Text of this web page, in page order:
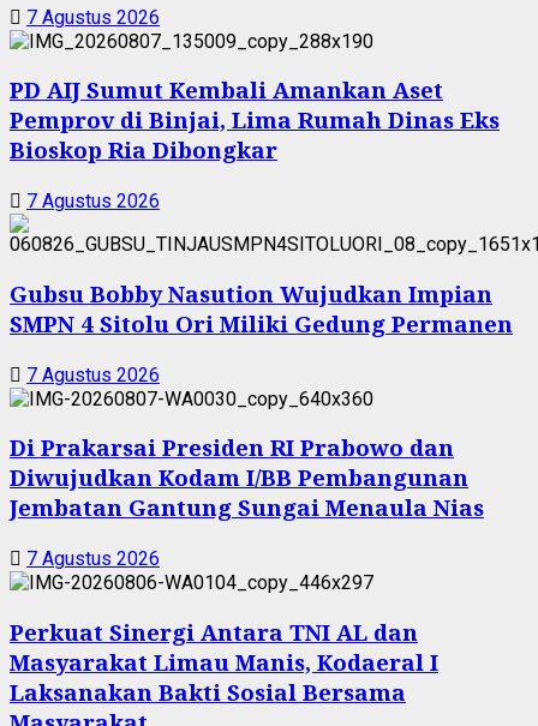
7 Agustus 2026
PD AIJ Sumut Kembali Amankan Aset
Pemprov di Binjai, Lima Rumah Dinas Eks
Bioskop Ria Dibongkar
7 Agustus 2026
Gubsu Bobby Nasution Wujudkan Impian
SMPN 4 Sitolu Ori Miliki Gedung Permanen
7 Agustus 2026
Di Prakarsai Presiden RI Prabowo dan
Diwujudkan Kodam I/BB Pembangunan
Jembatan Gantung Sungai Menaula Nias
7 Agustus 2026
Perkuat Sinergi Antara TNI AL dan
Masyarakat Limau Manis, Kodaeral I
Laksanakan Bakti Sosial Bersama